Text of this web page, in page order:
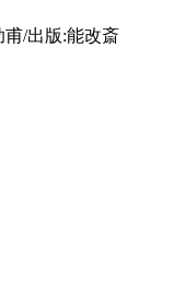
/出版:能改斎